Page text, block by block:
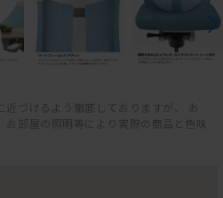
づけるよう徹底しておりますが、 お
お部屋の照明等により実際の商品と色味